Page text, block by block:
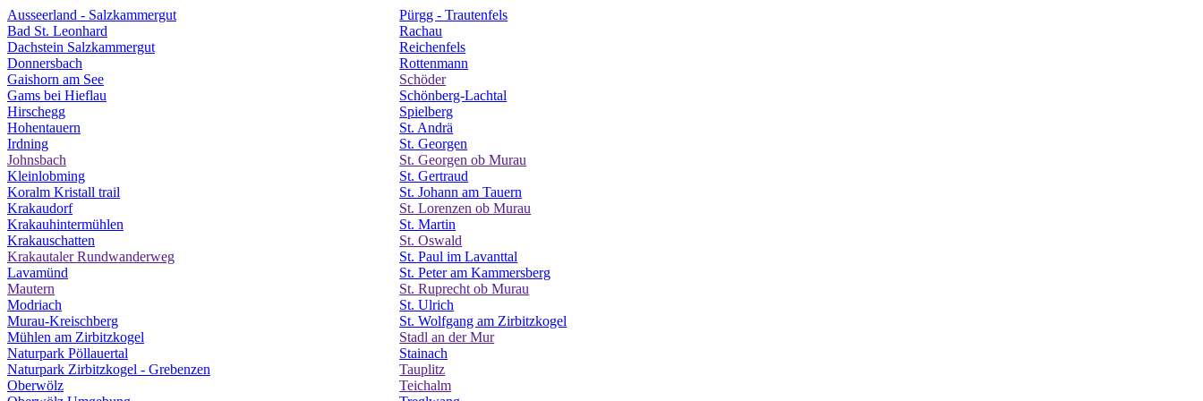
Ausseerland - Salzkammergut
Bad St. Leonhard
Dachstein Salzkammergut
Donnersbach
Gaishorn am See
Gams bei Hieflau
Hirschegg
Hohentauern
Irdning
Johnsbach
Kleinlobming
Koralm Kristall trail
Krakaudorf
Krakauhintermühlen
Krakauschatten
Krakautaler Rundwanderweg
Lavamünd
Mautern
Modriach
Murau-Kreischberg
Mühlen am Zirbitzkogel
Naturpark Pöllauertal
Naturpark Zirbitzkogel - Grebenzen
Oberwölz
Pürgg - Trautenfels
Rachau
Reichenfels
Rottenmann
Schöder
Schönberg-Lachtal
Spielberg
St. Andrä
St. Georgen
St. Georgen ob Murau
St. Gertraud
St. Johann am Tauern
St. Lorenzen ob Murau
St. Martin
St. Oswald
St. Paul im Lavanttal
St. Peter am Kammersberg
St. Ruprecht ob Murau
St. Ulrich
St. Wolfgang am Zirbitzkogel
Stadl an der Mur
Stainach
Tauplitz
Teichalm